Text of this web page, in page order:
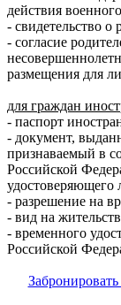
действия
- свидетельство
- согласие
размещения для
для граждан
- паспорт
- документ,
признаваемый в
Российской
удостоверяющего
- разрешение на
- вид на
- временного
Российской